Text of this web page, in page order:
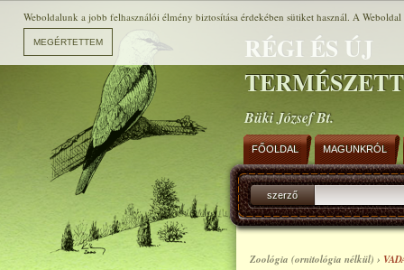
RÉGI ÉS ÚJ
Büki József Bt.
FŐOLDAL MAGUNKRÓL
szerző
Zoológia (ornitológia nélkül) ›
Weboldalunk a jobb felhasználói élmény biztosítása érdekében sütiket használ. A